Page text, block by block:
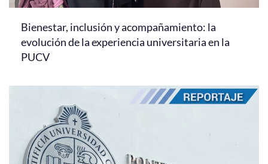
Bienestar, inclusión y acompañamiento: la
evolución de la experiencia universitaria en la
PUCV